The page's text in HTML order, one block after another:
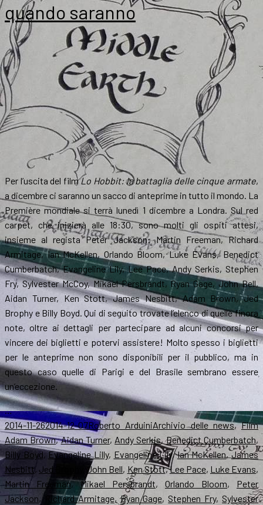
quando saranno
Per l’uscita del filmLo Hobbit: la battaglia delle cinque armate,
a dicembre ci saranno un sacco di anteprime in tutto il mondo. La
Première mondiale si terrà lunedì 1 dicembre a Londra. Sul red
carpet, che inizierà alle 18:30, sono molti gli ospiti attesi,
insieme al regista Peter Jackson: Martin Freeman, Richard
Armitage, Ian McKellen, Orlando Bloom, Luke Evans, Benedict
Cumberbatch, Evangeline Lily, Lee Pace, Andy Serkis, Stephen
Fry, Sylvester McCoy, Mikael Persbrandt, Ryan Gage, John Bell,
Aidan Turner, Ken Stott, James Nesbitt, Adam Brown, Jed
Brophy e Billy Boyd. Qui di seguito trovate l’elenco di quelle finora
note, oltre ai dettagli per partecipare ad alcuni concorsi per
vincere dei biglietti e potervi assistere! Molto spesso i biglietti
per le anteprime non sono disponibili per il pubblico, ma in
questo caso quelle di Parigi e del Brasile sembrano essere
un’eccezione.
…
Scritto
il
2014-11-262014-12-07Autore
Roberto ArduiniCategorie
Archivio delle news,Film
Adam Brown,Aidan Turner, Andy Serkis,Benedict Cumberbatch,
Billy Boyd,Evangeline Lilly, Evangeline Lily,Ian McKellen,James
Nesbitt, Jed Brophy John Bell, Ken Stott,Lee Pace, Luke Evans,
Martin Freeman,Mikael Persbrandt, Orlando Bloom, Peter
Jackson, Richard Armitage,Ryan Gage, Stephen Fry, Sylvester